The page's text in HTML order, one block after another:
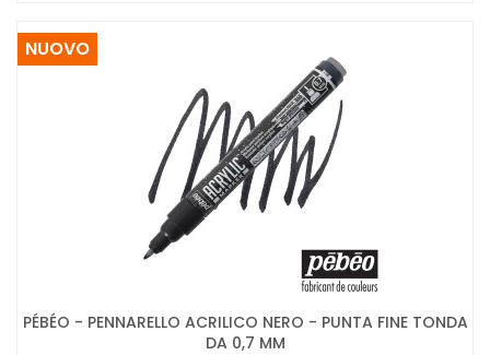
PÉBÉO - PENNARELLO ACRILICO NERO - PUNTA FINE TONDA
DA 0,7 MM
NUOVO